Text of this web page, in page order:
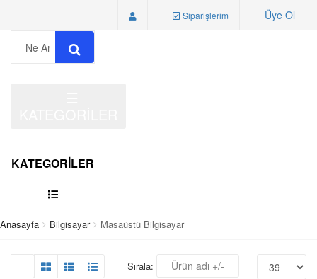
Siparişlerim Üye Ol
KATEGORİLER
Anasayfa Bilgisayar Masaüstü Bilgisayar
Sırala: Ürün adı +/-